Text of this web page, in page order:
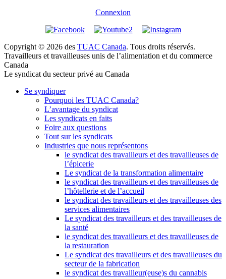
Connexion
Copyright © 2026 des TUAC Canada. Tous droits réservés.
Travailleurs et travailleuses unis de l’alimentation et du commerce
Canada
Le syndicat du secteur privé au Canada
Se syndiquer
Pourquoi les TUAC Canada?
L’avantage du syndicat
Les syndicats en faits
Foire aux questions
Tout sur les syndicats
Industries que nous représentons
le syndicat des travailleurs et des travailleuses de
l’épicerie
Le syndicat de la transformation alimentaire
le syndicat des travailleurs et des travailleuses de
l’hôtellerie et de l’accueil
le syndicat des travailleurs et des travailleuses des
services alimentaires
Le syndicat des travailleurs et des travailleuses de
la santé
le syndicat des travailleurs et des travailleuses de
la restauration
Le syndicat des travailleurs et des travailleuses du
secteur de la fabrication
le syndicat des travailleur(euse)s du cannabis